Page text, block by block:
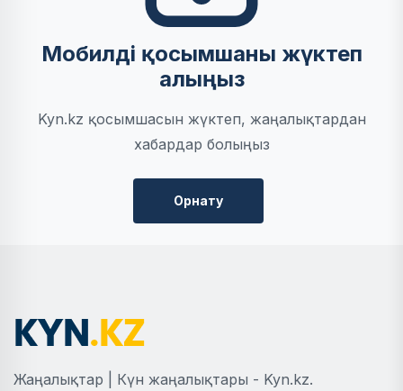
Мобилді қосымшаны жүктеп
алыңыз
Kyn.kz қосымшасын жүктеп, жаңалықтардан
хабардар болыңыз
Орнату
Жаңалықтар | Күн жаңалықтары - Kyn.kz.